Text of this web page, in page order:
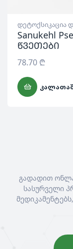
დეტოქსიკაცია
Sanukehl
წვეთები
78.70 ₾
გადადით
სასურველი